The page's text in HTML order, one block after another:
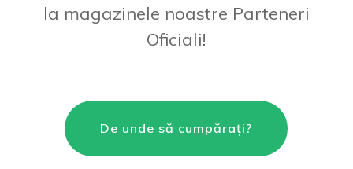
la magazinele noastre Parteneri
Oficiali!
De unde să cumpărați?